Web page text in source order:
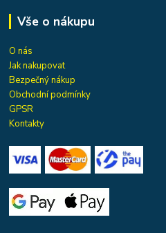
Vše o nákupu
O nás
Jak nakupovat
Bezpečný nákup
Obchodní podmínky
GPSR
Kontakty